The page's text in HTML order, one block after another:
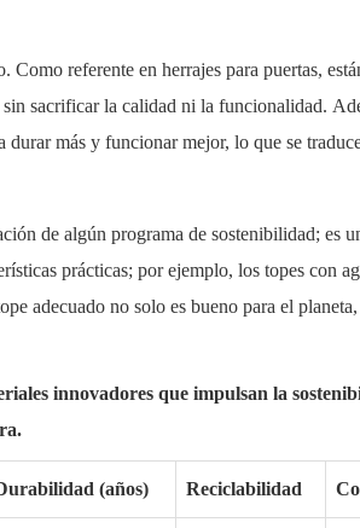
referente en herrajes para puertas,
sacrificar la calidad ni la funcionalidad.
más y funcionar mejor, lo que se
de algún programa de sostenibilidad; es
prácticas; por ejemplo, los topes con
adecuado no solo es bueno para el
innovadores que impulsan la
(años) Reciclabilidad